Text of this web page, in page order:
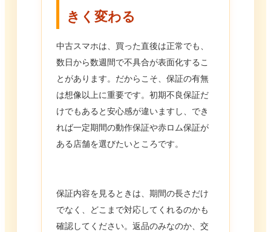
きく変わる
中古スマホは、買った直後は正常でも、
数日から数週間で不具合が表面化するこ
とがあります。だからこそ、保証の有無
は想像以上に重要です。初期不良保証だ
けでもあると安心感が違いますし、でき
れば一定期間の動作保証や赤ロム保証が
ある店舗を選びたいところです。
保証内容を見るときは、期間の長さだけ
でなく、どこまで対応してくれるのかも
確認してください。返品のみなのか、交